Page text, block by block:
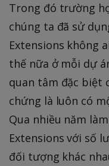
Trong đó trường
chúng ta đã sử
Extensions không
thế nữa ở mỗi dự
quan tâm đặc biệt
chứng là luôn có
Qua nhiều năm
Extensions với số
đối tượng khác